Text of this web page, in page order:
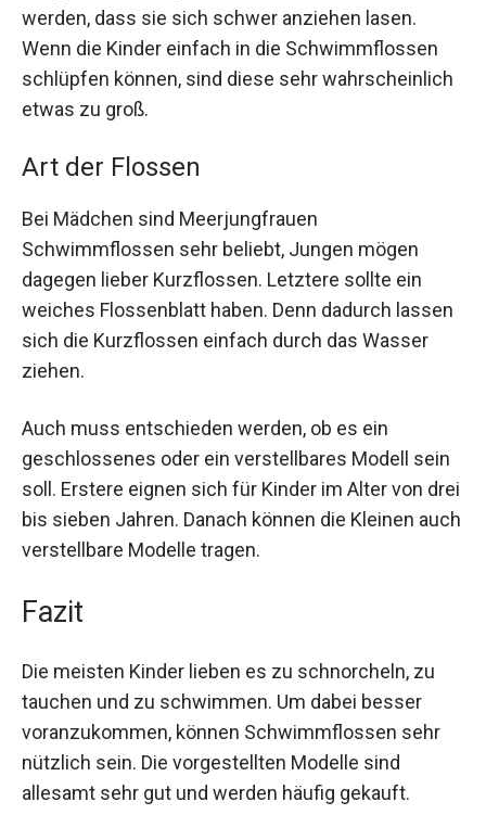
werden, dass sie sich schwer anziehen lasen.
Wenn die Kinder einfach in die Schwimmflossen
schlüpfen können, sind diese sehr wahrscheinlich
etwas zu groß.
Art der Flossen
Bei Mädchen sind Meerjungfrauen
Schwimmflossen sehr beliebt, Jungen mögen
dagegen lieber Kurzflossen. Letztere sollte ein
weiches Flossenblatt haben. Denn dadurch lassen
sich die Kurzflossen einfach durch das Wasser
ziehen.
Auch muss entschieden werden, ob es ein
geschlossenes oder ein verstellbares Modell sein
soll. Erstere eignen sich für Kinder im Alter von drei
bis sieben Jahren. Danach können die Kleinen auch
verstellbare Modelle tragen.
Fazit
Die meisten Kinder lieben es zu schnorcheln, zu
tauchen und zu schwimmen. Um dabei besser
voranzukommen, können Schwimmflossen sehr
nützlich sein. Die vorgestellten Modelle sind
allesamt sehr gut und werden häufig gekauft.